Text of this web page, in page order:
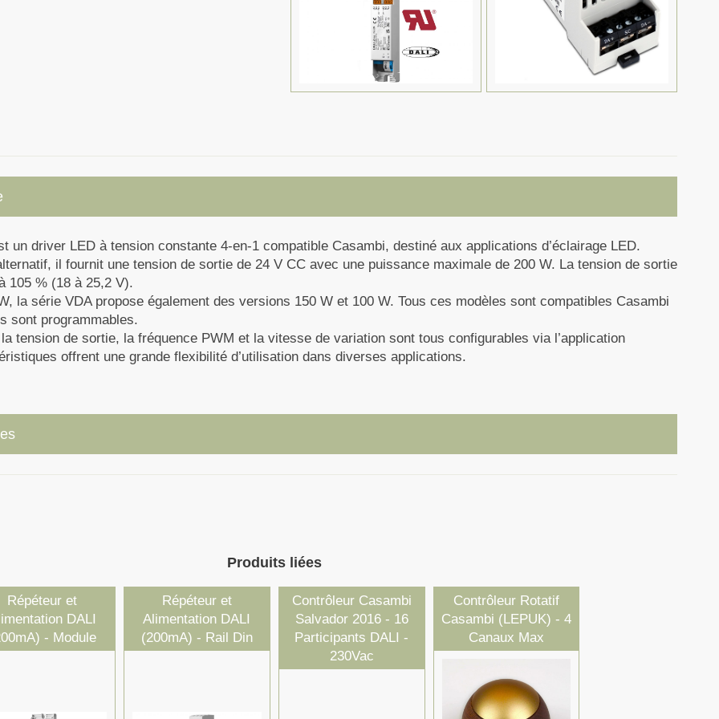
un driver LED à tension constante 4-en-1 compatible Casambi, destiné aux applications d’éclairage LED.
il fournit une tension de sortie de 24 V CC avec une puissance maximale de 200 W. La tension de sortie
105 % (18 à 25,2 V).
la série VDA propose également des versions 150 W et 100 W. Tous ces modèles sont compatibles Casambi
sont programmables.
tension de sortie, la fréquence PWM et la vitesse de variation sont tous configurables via l’application
offrent une grande flexibilité d’utilisation dans diverses applications.
Produits liées
Répéteur et
DALI
- Module
Répéteur et
Alimentation DALI
(200mA) - Rail Din
Contrôleur Casambi
Salvador 2016 - 16
Participants DALI -
230Vac
Contrôleur Rotatif
Casambi (LEPUK) - 4
Canaux Max